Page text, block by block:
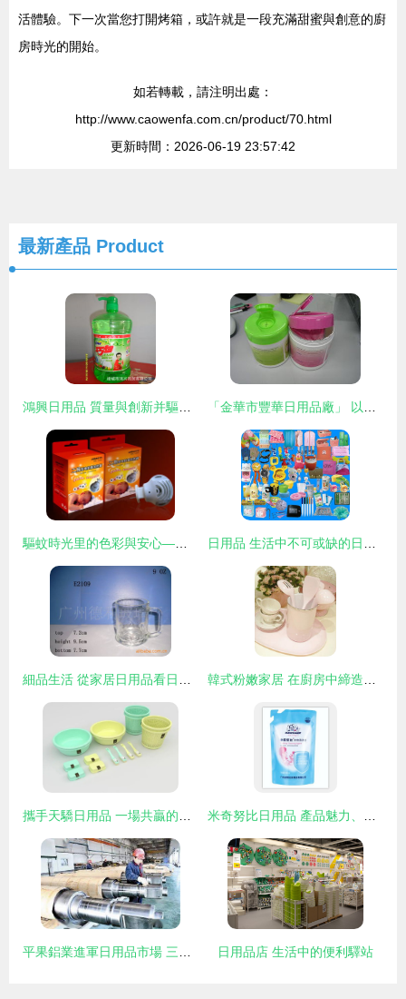
活體驗。下一次當您打開烤箱，或許就是一段充滿甜蜜與創意的廚
房時光的開始。
如若轉載，請注明出處：
http://www.caowenfa.com.cn/product/70.html
更新時間：2026-06-19 23:57:42
最新產品 Product
日用品店 生活中的便利驛站